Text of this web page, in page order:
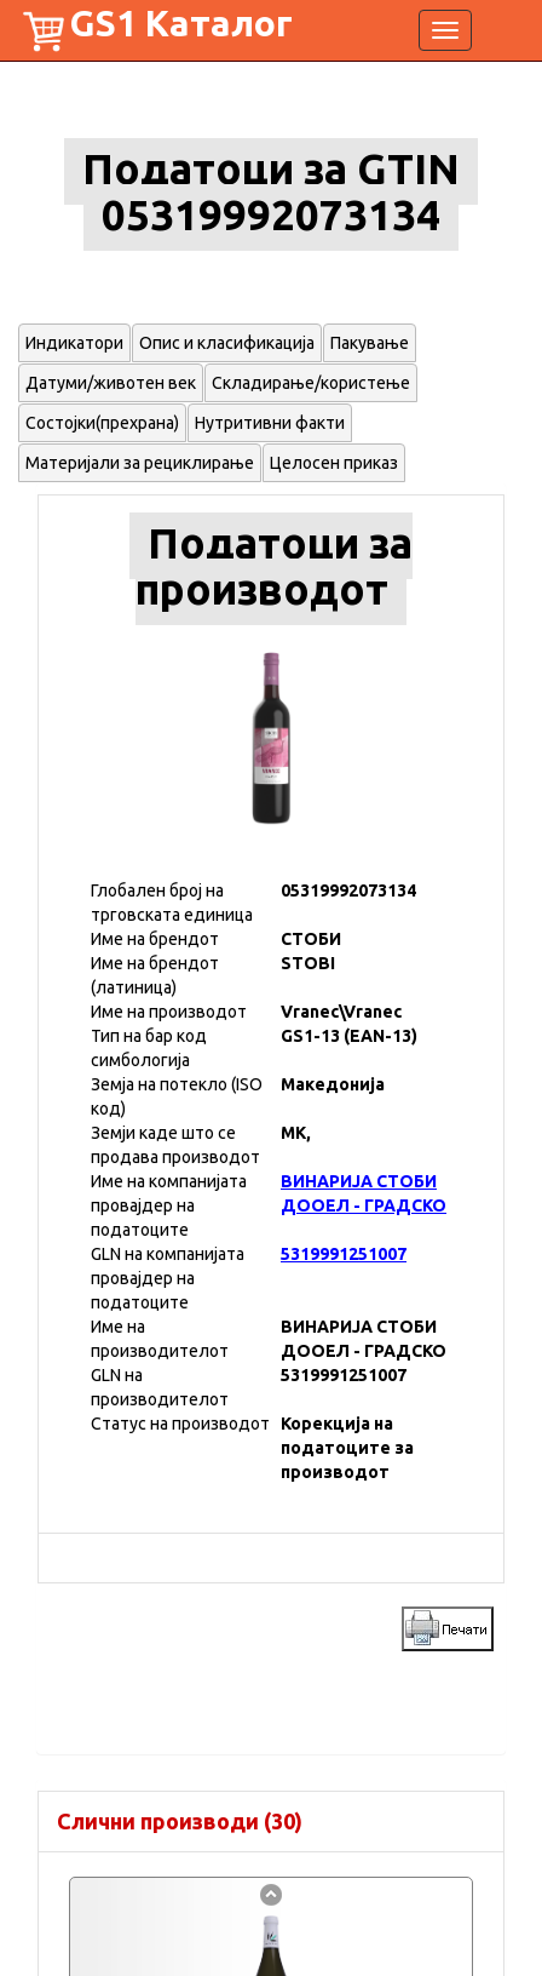
Toggle
navigation
GS1 Каталог
Податоци за GTIN
05319992073134
Индикатори Опис и класификација Пакување
Датуми/животен век Складирање/користење
Состојки(прехрана) Нутритивни факти
Материјали за рециклирање Целосен приказ
Податоци за
производот
Глобален број на
трговската единица
05319992073134
Име на брендот
СТОБИ
Име на брендот
(латиница)
STOBI
Име на производот
Vranec\Vranec
Тип на бар код
симбологија
GS1-13 (EAN-13)
Земја на потекло (ISO
код)
Македонија
Земји каде што се
продава производот
MK,
Име на компанијата
провајдер на
податоците
ВИНАРИЈА СТОБИ
ДООЕЛ - ГРАДСКО
GLN на компанијата
провајдер на
податоците
5319991251007
Име на
производителот
ВИНАРИЈА СТОБИ
ДООЕЛ - ГРАДСКО
GLN на
производителот
5319991251007
Статус на производот
Корекција на
податоците за
производот
Слични производи (30)